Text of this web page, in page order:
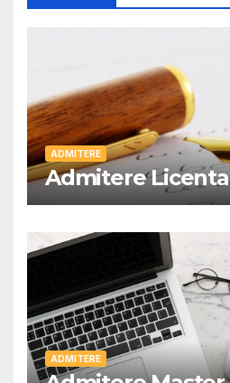
ADMITERE
Admitere Licenta
ADMITERE